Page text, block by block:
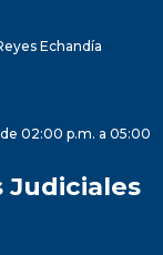
Echandía
02:00 p.m. a 05:00
Judiciales